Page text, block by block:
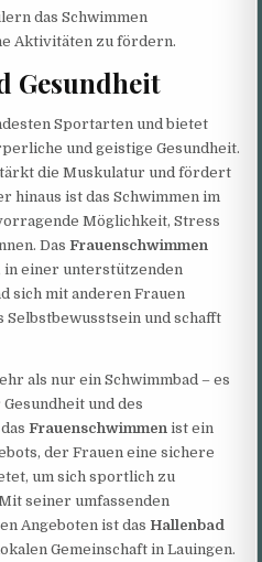
das Schwimmen
Aktivitäten zu fördern.
Gesundheit
Sportarten und bietet
und geistige Gesundheit.
die Muskulatur und fördert
hinaus ist das Schwimmen im
Möglichkeit, Stress
DasFrauenschwimmen
in einer unterstützenden
sich mit anderen Frauen
Selbstbewusstsein und schafft
als nur ein Schwimmbad – es
und des
dasFrauenschwimmen ist ein
der Frauen eine sichere
um sich sportlich zu
seiner umfassenden
Angeboten ist das Hallenbad
Gemeinschaft in Lauingen.